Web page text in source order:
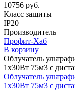
10756 руб.
Класс защиты
IP20
Производитель
Профит-Хаб
В корзину
Облучатель
1х30Вт 75м3 с
Облучатель
1х30Вт 75м3 с